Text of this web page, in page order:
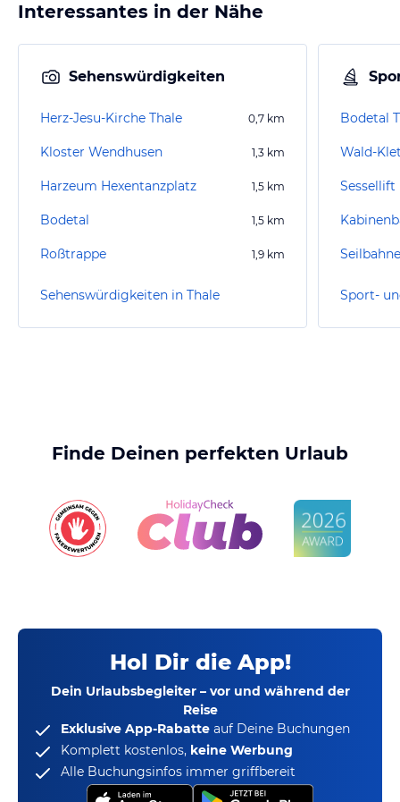
Interessantes in der Nähe
Sehenswürdigkeiten
Herz-Jesu-Kirche Thale 0,7 km
Kloster Wendhusen 1,3 km
Harzeum Hexentanzplatz 1,5 km
Bodetal 1,5 km
Roßtrappe 1,9 km
Sehenswürdigkeiten in Thale
Bodetal
Wald-
Sessellift
Sport-
Finde Deinen perfekten Urlaub
Hol Dir die App!
Dein Urlaubsbegleiter – vor und während der
Reise
Exklusive App-Rabatte auf Deine Buchungen
Komplett kostenlos, keine Werbung
Alle Buchungsinfos immer griffbereit